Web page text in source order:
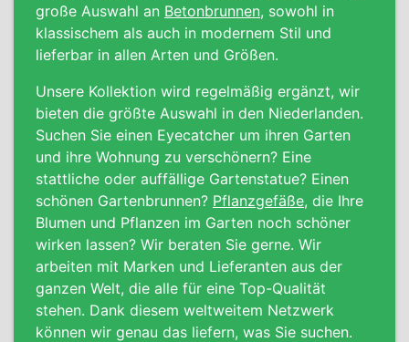
große Auswahl an Betonbrunnen, sowohl in
klassischem als auch in modernem Stil und
lieferbar in allen Arten und Größen.
Unsere Kollektion wird regelmäßig ergänzt, wir
bieten die größte Auswahl in den Niederlanden.
Suchen Sie einen Eyecatcher um ihren Garten
und ihre Wohnung zu verschönern? Eine
stattliche oder auffällige Gartenstatue? Einen
schönen Gartenbrunnen? Pflanzgefäße, die Ihre
Blumen und Pflanzen im Garten noch schöner
wirken lassen? Wir beraten Sie gerne. Wir
arbeiten mit Marken und Lieferanten aus der
ganzen Welt, die alle für eine Top-Qualität
stehen. Dank diesem weltweitem Netzwerk
können wir genau das liefern, was Sie suchen.